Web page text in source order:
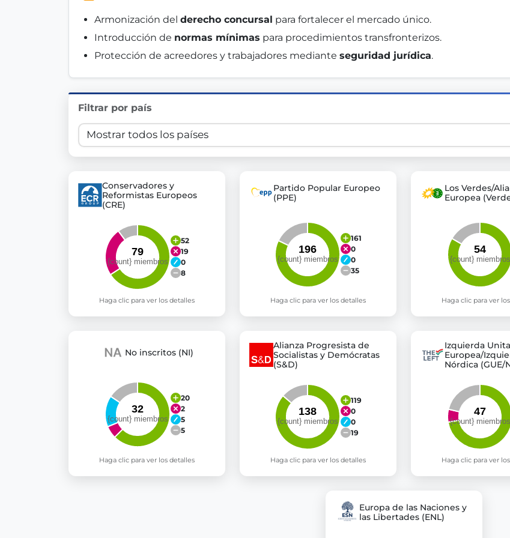
Innovation in Transparency
, one of Germany's most advanced transparency platforms, which
Get Involved
Become a member:Join us to advance digital democracy and transparency in Germany and Europe.
Contribute your skills in technology, design, policy, or activism.
Support democracy:Help us strengthen accountability and bring politics closer to citizens.
Armonización del derecho concursal para fortalecer el mercado único.
Introducción de normas mínimas para procedimientos transfronterizos.
Protección de acreedores y trabajadores mediante seguridad jurídica.
Filtrar por país
Conservadores y
Reformistas Europeos
(CRE)
52
19
0
8
Haga clic para ver los detalles
Partido Popular Europeo
(PPE)
161
0
0
35
Haga clic para ver los detalles
Los Verdes/
Europea
Haga clic para ver
No inscritos (NI)
20
2
5
5
Haga clic para ver los detalles
Alianza Progresista de
Socialistas y Demócratas
(S&D)
119
0
0
19
Haga clic para ver los detalles
Izquierda
Europea/
Nórdica (GUE/
Haga clic para ver
Europa de las Naciones y
las Libertades (ENL)